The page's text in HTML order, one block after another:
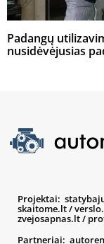
Padangų
nusidėvėjusias
Projektai:
skaitome.lt/
zvejosapnas.lt/
Partneriai: